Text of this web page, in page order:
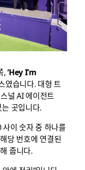
,‘Hey I’m
였습니다. 대형 트
널 AI 에이전트
곳입니다.
사이 숫자 중 하나를
당 번호에 연결된
줍니다.